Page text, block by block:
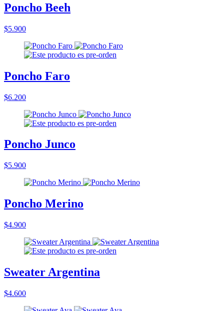
Poncho Beeh
$5.900
Poncho Faro
$6.200
Poncho Junco
$5.900
Poncho Merino
$4.900
Sweater Argentina
$4.600